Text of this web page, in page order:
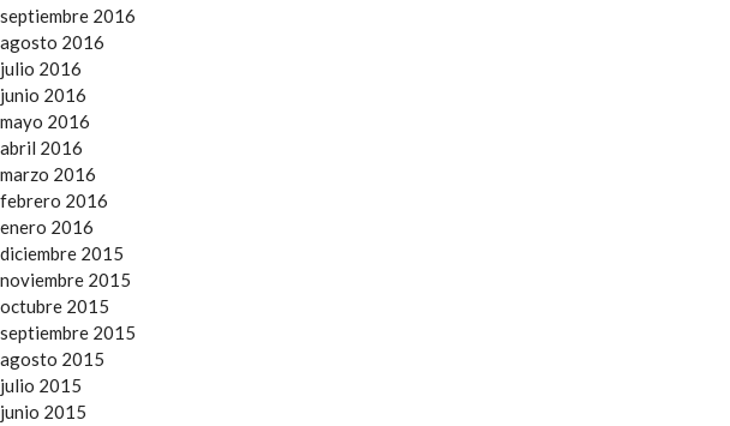
septiembre 2016
agosto 2016
julio 2016
junio 2016
mayo 2016
abril 2016
marzo 2016
febrero 2016
enero 2016
diciembre 2015
noviembre 2015
octubre 2015
septiembre 2015
agosto 2015
julio 2015
junio 2015